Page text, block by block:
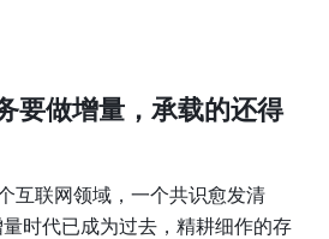
要做增量，承载的还得
互联网领域，一个共识愈发清
时代已成为过去，精耕细作的存